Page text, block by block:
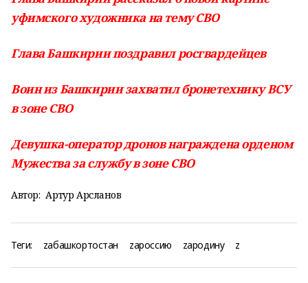
уфимского художника на тему СВО
Глава Башкирии поздравил росгвардейцев
Воин из Башкирии захватил бронетехнику ВСУ
в зоне СВО
Девушка-оператор дронов награждена орденом
Мужества за службу в зоне СВО
Автор: Артур Арсланов
Теги: zабашкортостан zароссию zародину z